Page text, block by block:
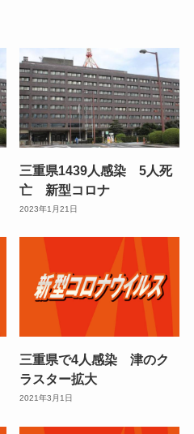
三重県1439人感染 5人死
亡 新型コロナ
2023年1月21日
三重県で4人感染 津のク
ラスター拡大
2021年3月1日